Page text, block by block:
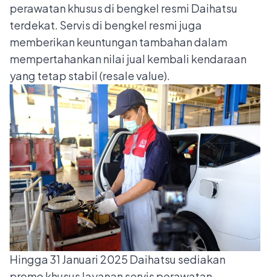
perawatan khusus di bengkel resmi Daihatsu
terdekat. Servis di bengkel resmi juga
memberikan keuntungan tambahan dalam
mempertahankan nilai jual kembali kendaraan
yang tetap stabil (resale value).
Hingga 31 Januari 2025 Daihatsu sediakan